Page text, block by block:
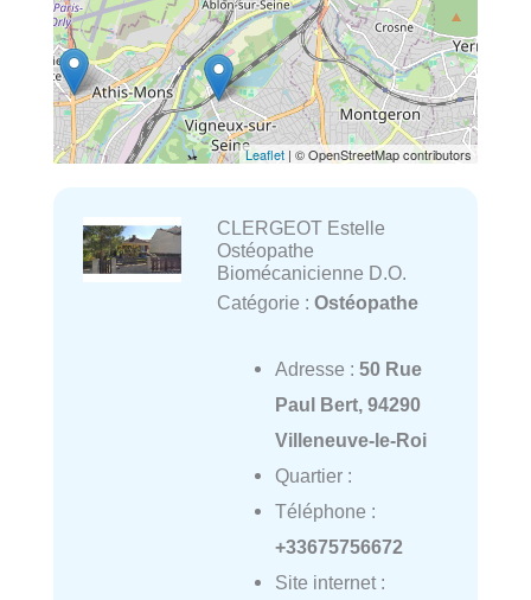
Leaflet | © OpenStreetMap contributors
CLERGEOT Estelle
Ostéopathe
Biomécanicienne D.O.
Catégorie : Ostéopathe
Adresse : 50 Rue
Paul Bert, 94290
Villeneuve-le-Roi
Quartier :
Téléphone :
+33675756672
Site internet :